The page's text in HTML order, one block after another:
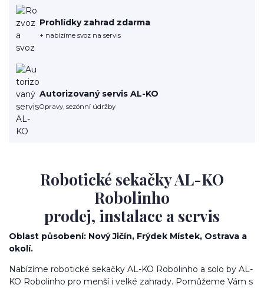
Prohlídky zahrad zdarma
+ nabízíme svoz na servis
Autorizovaný servis AL-KO
Opravy, sezónní údržby
Robotické sekačky AL-KO
Robolinho
prodej, instalace a servis
Oblast působení: Nový Jičín, Frýdek Místek, Ostrava a
okolí.
Nabízíme robotické sekačky AL-KO Robolinho a solo by AL-
KO Robolinho pro menší i velké zahrady. Pomůžeme Vám s